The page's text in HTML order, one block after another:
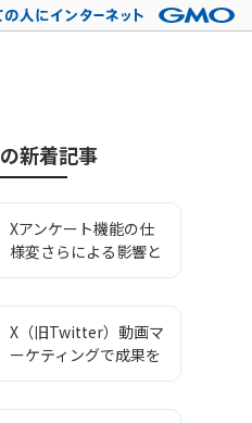
の新着記事
Xアンケート機能の仕
様変さらによる影響と
代替施策の選び方・使
X（旧Twitter）動画マ
ーケティングで成果を
出す活用法と戦略設計